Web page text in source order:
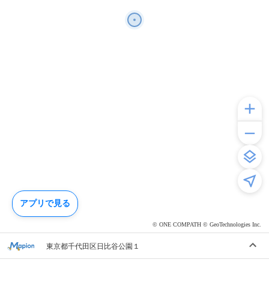
© ONE COMPATH © GeoTechnologies Inc.
東京都千代田区日比谷公園１
アプリで見る